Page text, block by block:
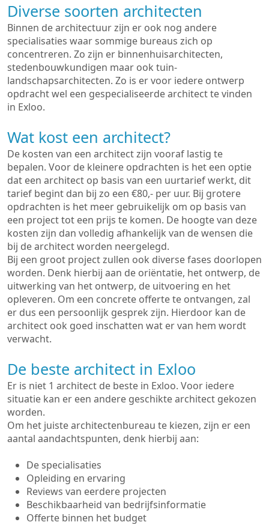
Diverse soorten architecten
Binnen de architectuur zijn er ook nog andere
specialisaties waar sommige bureaus zich op
concentreren. Zo zijn er binnenhuisarchitecten,
stedenbouwkundigen maar ook tuin-
landschapsarchitecten. Zo is er voor iedere ontwerp
opdracht wel een gespecialiseerde architect te vinden
in Exloo.
Wat kost een architect?
De kosten van een architect zijn vooraf lastig te
bepalen. Voor de kleinere opdrachten is het een optie
dat een architect op basis van een uurtarief werkt, dit
tarief begint dan bij zo een €80,- per uur. Bij grotere
opdrachten is het meer gebruikelijk om op basis van
een project tot een prijs te komen. De hoogte van deze
kosten zijn dan volledig afhankelijk van de wensen die
bij de architect worden neergelegd.
Bij een groot project zullen ook diverse fases doorlopen
worden. Denk hierbij aan de oriëntatie, het ontwerp, de
uitwerking van het ontwerp, de uitvoering en het
opleveren. Om een concrete offerte te ontvangen, zal
er dus een persoonlijk gesprek zijn. Hierdoor kan de
architect ook goed inschatten wat er van hem wordt
verwacht.
De beste architect in Exloo
Er is niet 1 architect de beste in Exloo. Voor iedere
situatie kan er een andere geschikte architect gekozen
worden.
Om het juiste architectenbureau te kiezen, zijn er een
aantal aandachtspunten, denk hierbij aan:
De specialisaties
Opleiding en ervaring
Reviews van eerdere projecten
Beschikbaarheid van bedrijfsinformatie
Offerte binnen het budget